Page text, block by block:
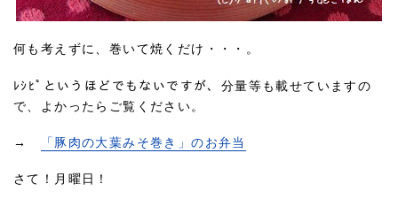
何も考えずに、巻いて焼くだけ・・・。
ﾚｼﾋﾟというほどでもないですが、分量等も載せていますの
で、よかったらご覧ください。
→ 「豚肉の大葉みそ巻き」のお弁当
さて！月曜日！